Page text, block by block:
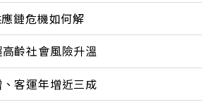
鏈危機如何解
齡社會風險升溫
客運年增近三成